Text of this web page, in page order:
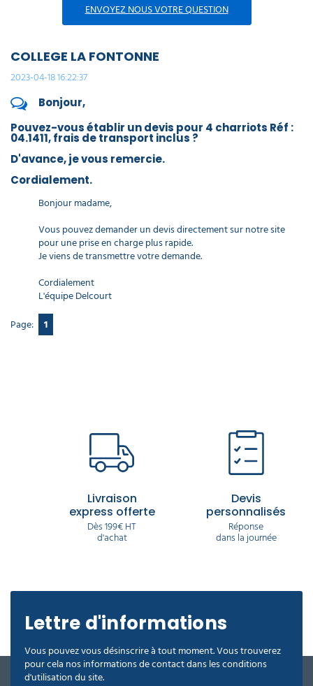
ENVOYEZ NOUS VOTRE QUESTION
COLLEGE LA FONTONNE
2023-04-18 16:22:37
Bonjour,
Pouvez-vous établir un devis pour 4 charriots Réf :
04.1411, frais de transport inclus ?
D'avance, je vous remercie.
Cordialement.
Bonjour madame,
Vous pouvez demander un devis directement sur notre site
pour une prise en charge plus rapide.
Je viens de transmettre votre demande.
Cordialement
L'équipe Delcourt
Page:
1
Livraison
express offerte
Dès 199€ HT
d'achat
Devis
personnalisés
Réponse
dans la journée
Lettre d'informations
Vous pouvez vous désinscrire à tout moment. Vous trouverez
pour cela nos informations de contact dans les conditions
d'utilisation du site.